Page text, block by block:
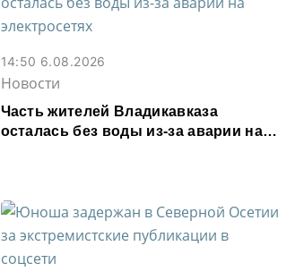
14:50 6.08.2026
Новости
Часть жителей Владикавказа
осталась без воды из-за аварии на